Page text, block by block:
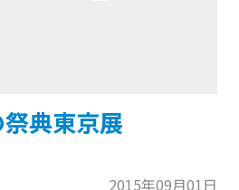
典東京展
2015年09月01日